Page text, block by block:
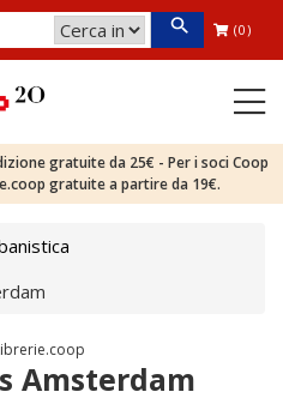
(0)
gratuite da 25€ - Per i soci Coop
gratuite a partire da 19€.
Amsterdam